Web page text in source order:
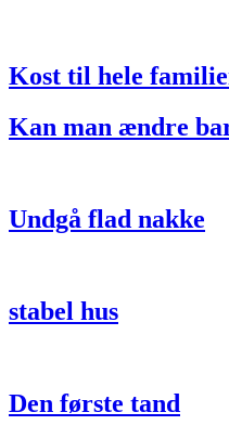
Kost til hele
Kan man ændre
Undgå flad nakke
stabel hus
Den første tand